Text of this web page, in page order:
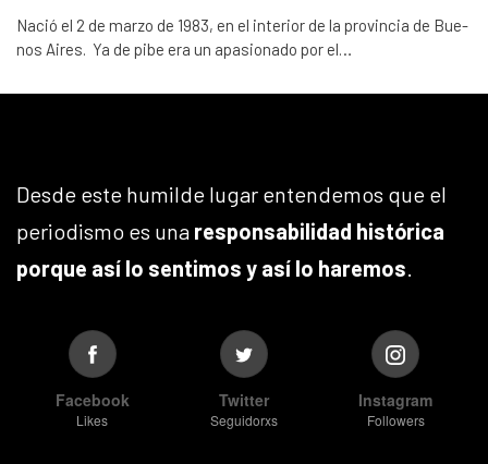
Nació el 2 de marzo de 1983, en el interior de la provincia de Bue-
nos Aires. Ya de pibe era un apasionado por el…
Desde este humilde lugar entendemos que el
periodismo es una responsabilidad histórica
porque así lo sentimos y así lo haremos
Facebook
Likes
Twitter
Seguidorxs
Instagram
Followers